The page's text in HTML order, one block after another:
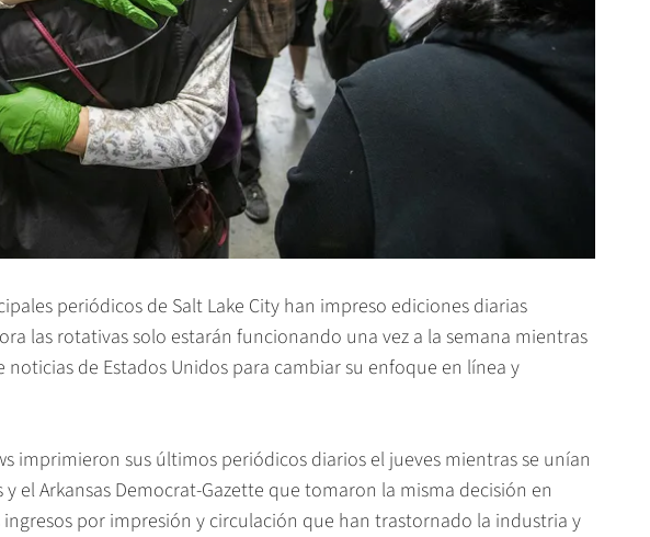
periódicos de Salt Lake City han impreso ediciones diarias
las rotativas solo estarán funcionando una vez a la semana mientras
noticias de Estados Unidos para cambiar su enfoque en línea y
imprimieron sus últimos periódicos diarios el jueves mientras se unían
el Arkansas Democrat-Gazette que tomaron la misma decisión en
por impresión y circulación que han trastornado la industria y